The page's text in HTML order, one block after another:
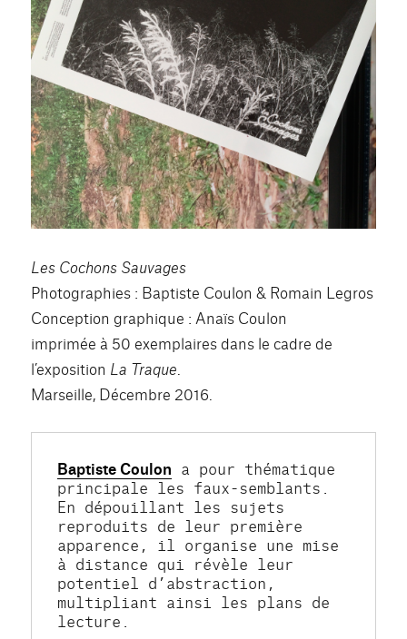
Les Cochons Sauvages
Photographies : Baptiste Coulon & Romain Legros
Conception graphique : Anaïs Coulon
imprimée à 50 exemplaires dans le cadre de
l’exposition La Traque
Marseille, Décembre 2016.
Baptiste Coulon a pour thématique
principale les faux-semblants.
En dépouillant les sujets
reproduits de leur première
apparence, il organise une mise
à distance qui révèle leur
potentiel d’abstraction,
multipliant ainsi les plans de
lecture.